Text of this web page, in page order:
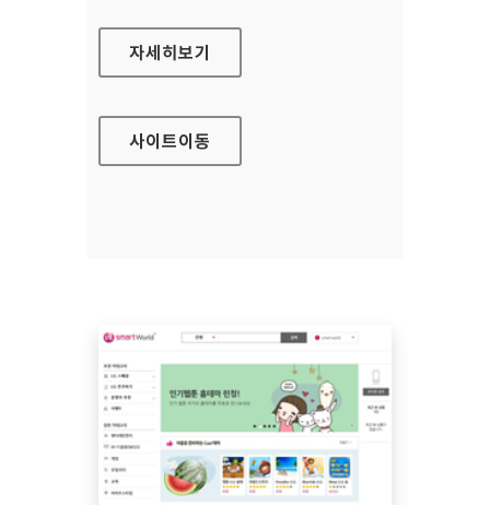
대구시설관리공단 이동지원센터 홈페이지
자세히보기
사이트이동